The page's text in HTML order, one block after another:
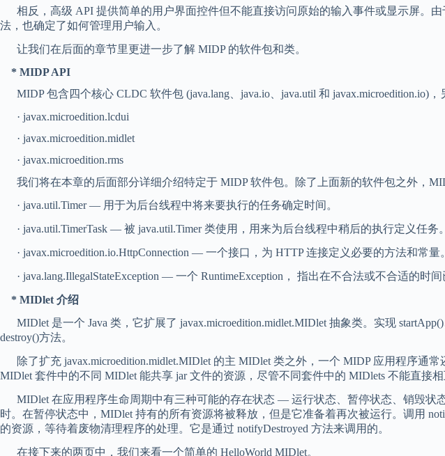
相反，高级 API 提供简单的用户界面控件但不能直接访问原始的输入事件或显示屏。
法，也确定了如何管理用户输入。
让我们在后面的章节里更进一步了解 MIDP 的软件包和类。
* MIDP API
MIDP 包含四个核心 CLDC 软件包 (java.lang、java.io、java.util 和 javax.microedition.io)
· javax.microedition.lcdui
· javax.microedition.midlet
· javax.microedition.rms
我们将在本章的后面部分详细介绍特定于 MIDP 软件包。除了上面新的软件包之外，
· java.util.Timer — 用于为后台线程中将来要执行的任务确定时间。
· java.util.TimerTask — 被 java.util.Timer 类使用，用来为后台线程中稍后的执行定义任务。
· javax.microedition.io.HttpConnection — 一个接口，为 HTTP 连接定义必要的方法和常量。
· java.lang.IllegalStateException — 一个 RuntimeException， 指出在不合法或不合适的时间
* MIDlet 介绍
MIDlet 是一个 Java 类，它扩展了 javax.microedition.midlet.MIDlet 抽象类。实现
destroy()方法。
除了扩充 javax.microedition.midlet.MIDlet 的主 MIDlet 类之外，一个 MIDP 应用程序通
MIDlet 套件中的不同 MIDlet 能共享 jar 文件的资源，尽管不同套件中的 MIDlets 不能直接相
MIDlet 在应用程序生命周期中有三种可能的存在状态 — 运行状态、暂停状态、销毁状
时。在暂停状态中，MIDlet 持有的所有资源将被释放，但是它准备着再次被运行。调用
的资源，等待着废物清理程序的处理。它是通过 notifyDestroyed 方法来调用的。
在接下来的两页中，我们来看一个简单的 HelloWorld MIDlet。